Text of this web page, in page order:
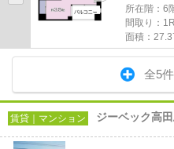
所在階：6
間取り：1R
面積：
全5
賃貸｜マンション ジーベック高